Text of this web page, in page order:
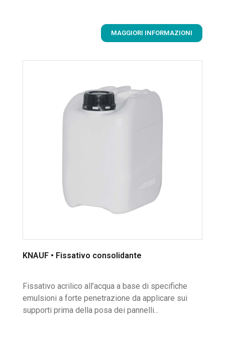
MAGGIORI INFORMAZIONI
KNAUF • Fissativo consolidante
Fissativo acrilico all’acqua a base di specifiche
emulsioni a forte penetrazione da applicare sui
supporti prima della posa dei pannelli...